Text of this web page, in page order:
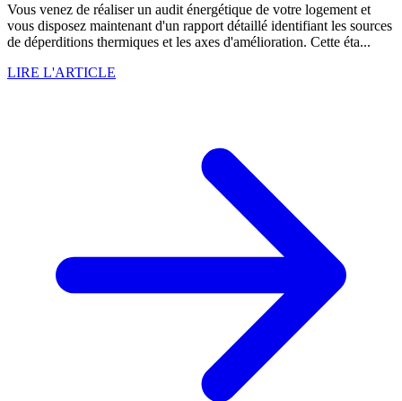
Vous venez de réaliser un audit énergétique de votre logement et
vous disposez maintenant d'un rapport détaillé identifiant les sources
de déperditions thermiques et les axes d'amélioration. Cette éta...
LIRE L'ARTICLE